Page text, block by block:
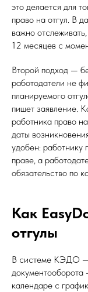
это делается для
право на отгул. В
важно
12 месяцев с
Второй подход —
работодатели не
планируемого
пишет заявление.
работника право
даты
удобен: работнику
праве, а
обязательство по
Как
отгулы
В системе КЭДО —
документооборота
календаре с